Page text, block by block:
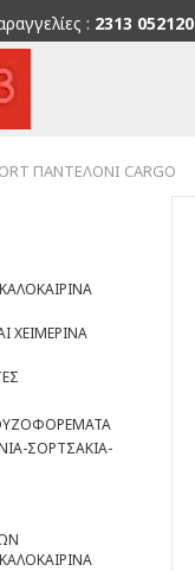
: 2313 052120
ΠΑΝΤΕΛΟΝΙ CARGO
ΧΕΙΜΕΡΙΝΑ
ΣΟΡΤΣΑΚΙΑ-